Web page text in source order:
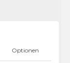
Optionen